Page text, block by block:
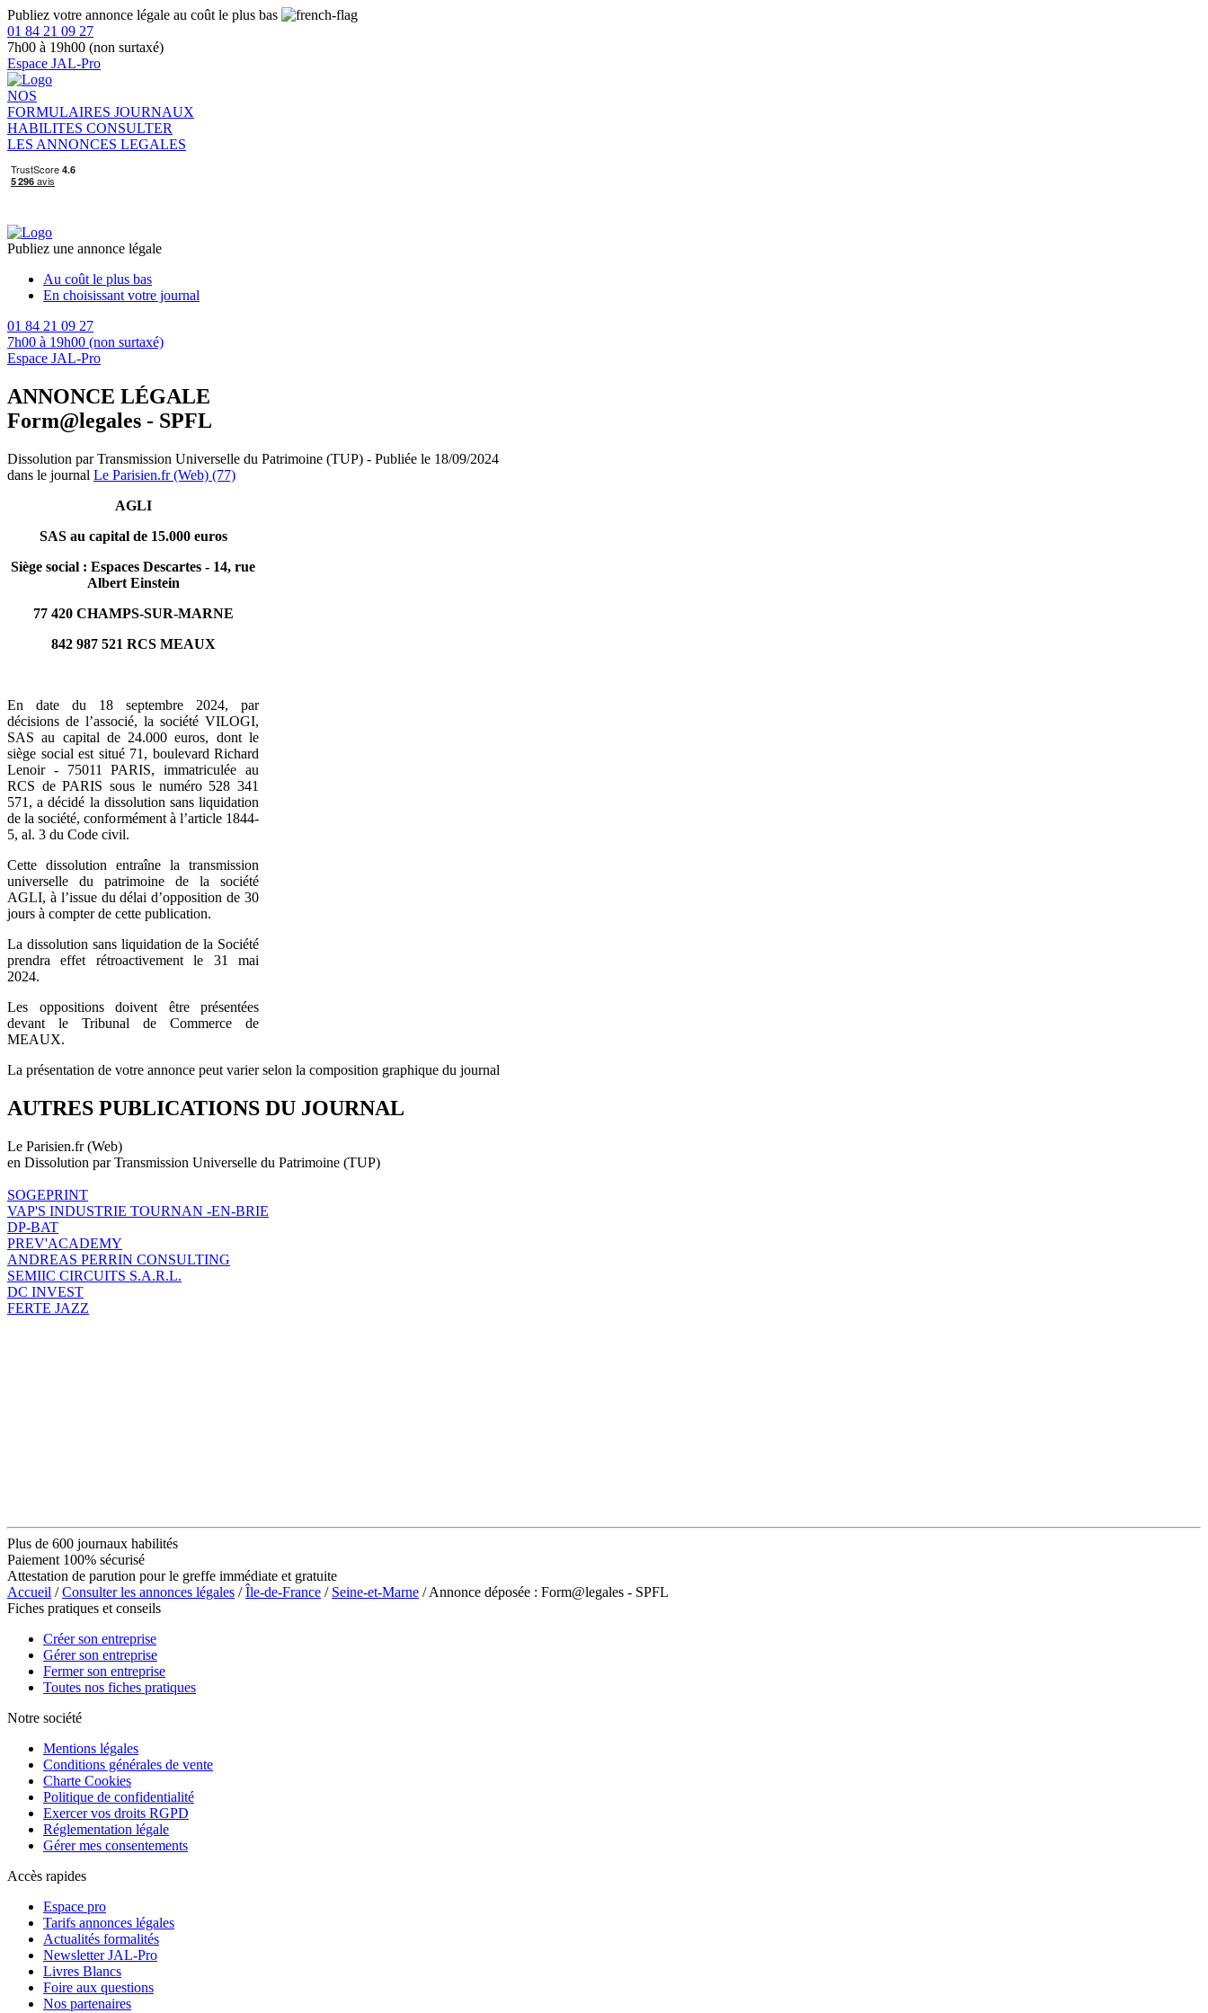
Publiez votre annonce légale au coût le plus bas
01 84 21 09 27
7h00 à 19h00 (non surtaxé)
Espace JAL-Pro
NOS
FORMULAIRES JOURNAUX
HABILITES CONSULTER
LES ANNONCES LEGALES
Publiez une annonce légale
Au coût le plus bas
En choisissant votre journal
01 84 21 09 27
7h00 à 19h00 (non surtaxé)
Espace JAL-Pro
ANNONCE LÉGALE
Form@legales - SPFL
Dissolution par Transmission Universelle du Patrimoine (TUP) - Publiée le 18/09/2024
dans le journal Le Parisien.fr (Web) (77)
AGLI
SAS au capital de 15.000 euros
Siège social : Espaces Descartes - 14, rue
Albert Einstein
77 420 CHAMPS-SUR-MARNE
842 987 521 RCS MEAUX
En date du 18 septembre 2024, par
décisions de l’associé, la société VILOGI,
SAS au capital de 24.000 euros, dont le
siège social est situé 71, boulevard Richard
Lenoir - 75011 PARIS, immatriculée au
RCS de PARIS sous le numéro 528 341
571, a décidé la dissolution sans liquidation
de la société, conformément à l’article 1844-
5, al. 3 du Code civil.
Cette dissolution entraîne la transmission
universelle du patrimoine de la société
AGLI, à l’issue du délai d’opposition de 30
jours à compter de cette publication.
La dissolution sans liquidation de la Société
prendra effet rétroactivement le 31 mai
2024.
Les oppositions doivent être présentées
devant le Tribunal de Commerce de
MEAUX.
La présentation de votre annonce peut varier selon la composition graphique du journal
AUTRES PUBLICATIONS DU JOURNAL
Le Parisien.fr (Web)
en Dissolution par Transmission Universelle du Patrimoine (TUP)
SOGEPRINT
VAP'S INDUSTRIE TOURNAN -EN-BRIE
DP-BAT
PREV'ACADEMY
ANDREAS PERRIN CONSULTING
SEMIIC CIRCUITS S.A.R.L.
DC INVEST
FERTE JAZZ
Plus de 600 journaux habilités
Paiement 100% sécurisé
Attestation de parution pour le greffe immédiate et gratuite
Accueil /Consulter les annonces légales /Île-de-France / Seine-et-Marne / Annonce déposée : Form@legales - SPFL
Fiches pratiques et conseils
Créer son entreprise
Gérer son entreprise
Fermer son entreprise
Toutes nos fiches pratiques
Notre société
Mentions légales
Conditions générales de vente
Charte Cookies
Politique de confidentialité
Exercer vos droits RGPD
Réglementation légale
Gérer mes consentements
Accès rapides
Espace pro
Tarifs annonces légales
Actualités formalités
Newsletter JAL-Pro
Livres Blancs
Foire aux questions
Nos partenaires